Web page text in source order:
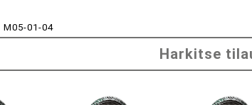
M05-01-04
Harkitse